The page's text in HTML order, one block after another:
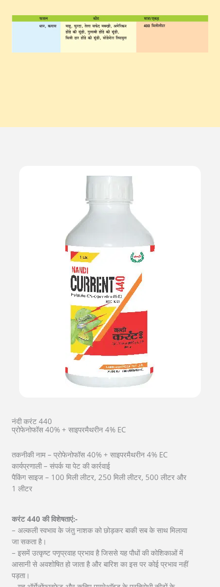
नंदी करंट 440
प्रोफेनोफॉस 40% + साइपरमैथरीन 4% EC
तकनीकी नाम – प्रोफेनोफॉस 40% + साइपरमैथरीन 4% EC
कार्यप्रणाली – संपर्क या पेट की कार्रवाई
पैकिंग साइज – 100 मिली लीटर, 250 मिली लीटर, 500 लीटर और
1 लीटर
करंट 440 की विशेषताएं:-
– अल्कली स्वभाव के जंतु नाशक को छोड़कर बाकी सब के साथ मिलाया
जा सकता है।
– इसमें उत्कृष्ट पणृप्रवाह प्रभाव है जिससे यह पौधों की कोशिकाओं में
आसानी से अवशोषित हो जाता है और बारिश का इस पर कोई प्रभाव नहीं
पड़ता।